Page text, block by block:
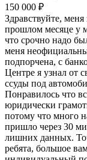
150 000 ₽
Здравствуйте,
прошлом месяце у
что срочно надо
меня
подпорчена, с
Центре я узнал от
ссуды под
Понравилось что
юридически
потому что много
пришло через 30
лишних данных.
ребята, большое